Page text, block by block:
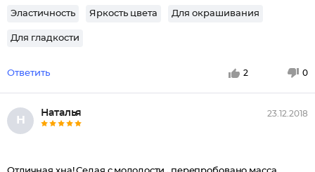
Эластичность Яркость цвета Для окрашивания
Для гладкости
Ответить 2 0
Н
Наталья 23.12.2018